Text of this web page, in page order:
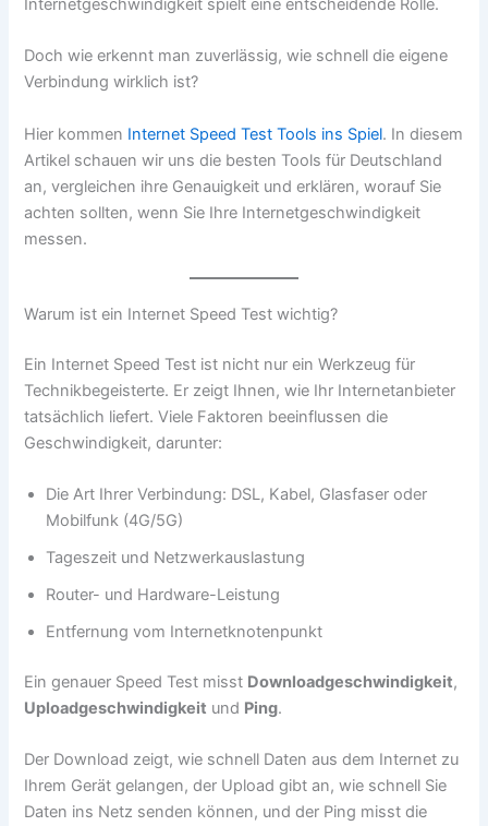
Internetgeschwindigkeit spielt eine entscheidende Rolle.
Doch wie erkennt man zuverlässig, wie schnell die eigene
Verbindung wirklich ist?
Hier kommen Internet Speed Test Tools ins Spiel. In diesem
Artikel schauen wir uns die besten Tools für Deutschland
an, vergleichen ihre Genauigkeit und erklären, worauf Sie
achten sollten, wenn Sie Ihre Internetgeschwindigkeit
messen.
Warum ist ein Internet Speed Test wichtig?
Ein Internet Speed Test ist nicht nur ein Werkzeug für
Technikbegeisterte. Er zeigt Ihnen, wie Ihr Internetanbieter
tatsächlich liefert. Viele Faktoren beeinflussen die
Geschwindigkeit, darunter:
Die Art Ihrer Verbindung: DSL, Kabel, Glasfaser oder
Mobilfunk (4G/5G)
Tageszeit und Netzwerkauslastung
Router- und Hardware-Leistung
Entfernung vom Internetknotenpunkt
Ein genauer Speed Test misst Downloadgeschwindigkeit,
Uploadgeschwindigkeit und Ping.
Der Download zeigt, wie schnell Daten aus dem Internet zu
Ihrem Gerät gelangen, der Upload gibt an, wie schnell Sie
Daten ins Netz senden können, und der Ping misst die